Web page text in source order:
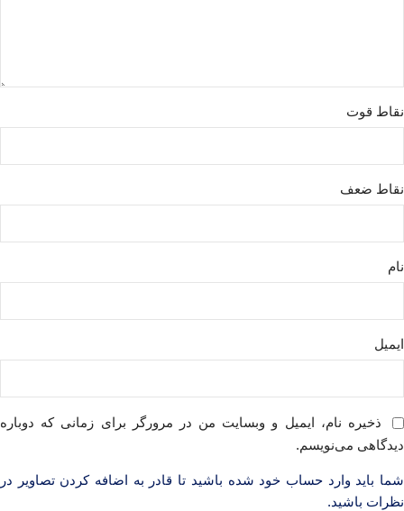
نقاط قوت
نقاط ضعف
نام
ایمیل
ذخیره نام، ایمیل و وبسایت من در مرورگر برای زمانی که دوباره
دیدگاهی می‌نویسم.
شما باید وارد حساب خود شده باشید تا قادر به اضافه کردن تصاویر در
نظرات باشید.